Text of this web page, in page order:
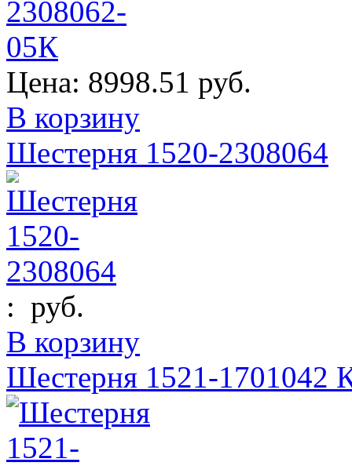
Цена: 8998.51 руб.
В корзину
Шестерня 1520-2308064
: руб.
В корзину
Шестерня 1521-1701042